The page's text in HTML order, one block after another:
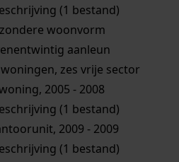
(1 bestand)
woonvorm
aanleun
zes vrije sector
2005 - 2008
(1 bestand)
2009 - 2009
(1 bestand)